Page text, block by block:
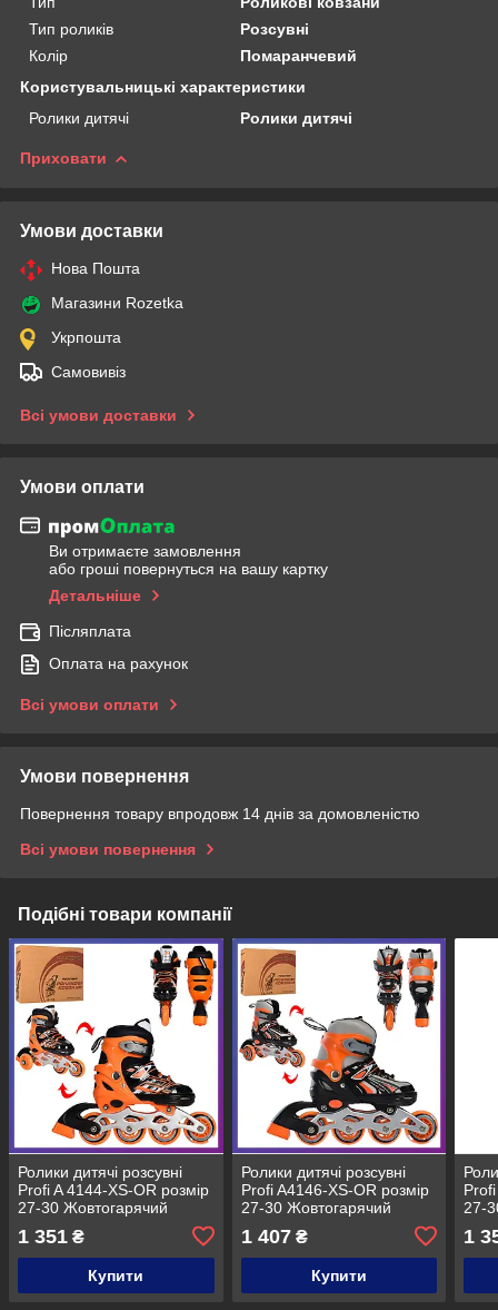
Тип роликів
Розсувні
Колір
Помаранчевий
Користувальницькі характеристики
Ролики дитячі
Ролики дитячі
Приховати
Умови доставки
Нова Пошта
Магазини Rozetka
Укрпошта
Самовивіз
Всі умови доставки
Умови оплати
Ви отримаєте замовлення
або гроші повернуться на вашу картку
Детальніше
Післяплата
Оплата на рахунок
Всі умови оплати
Умови повернення
Повернення товару впродовж 14 днів за домовленістю
Всі умови повернення
Подібні товари компанії
Ролики дитячі розсувні
Profi A 4144-XS-OR розмір
27-30 Жовтогарячий
1 351 ₴
Купити
Ролики дитячі розсувні
Profi A4146-XS-OR розмір
27-30 Жовтогарячий
1 407₴
Купити
27-
1